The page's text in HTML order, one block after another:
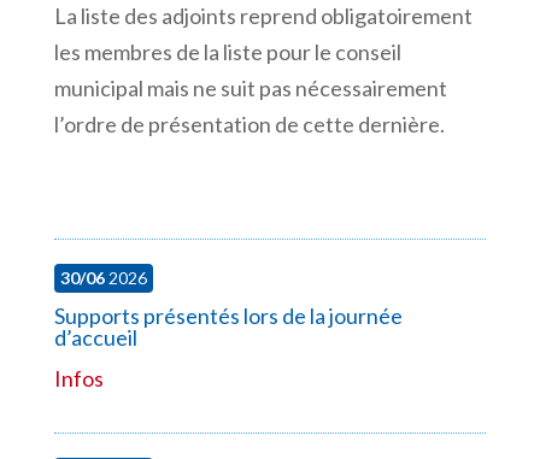
La liste des adjoints reprend obligatoirement
les membres de la liste pour le conseil
municipal mais ne suit pas nécessairement
l’ordre de présentation de cette dernière.
30/062026
Supports présentés lors de la journée
d’accueil
Infos